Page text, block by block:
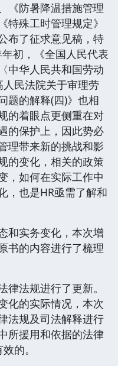
《防暑降温措施管理
特殊工时管理规定》
布了征求意见稿，特
初，《全国人民代表
中华人民共和国劳动
民法院关于审理劳
题的解释(四)》也相
的着眼点更侧重在对
的保护上，因此势必
理带来新的挑战和影
的变化，相关的政策
，如何在实际工作中
，也是HR亟需了解和
实务变化，本次增
书的内容进行了梳理
法规进行了更新。
化的实际情况，本次
法规及司法解释进行
所援用和依据的法律
的。